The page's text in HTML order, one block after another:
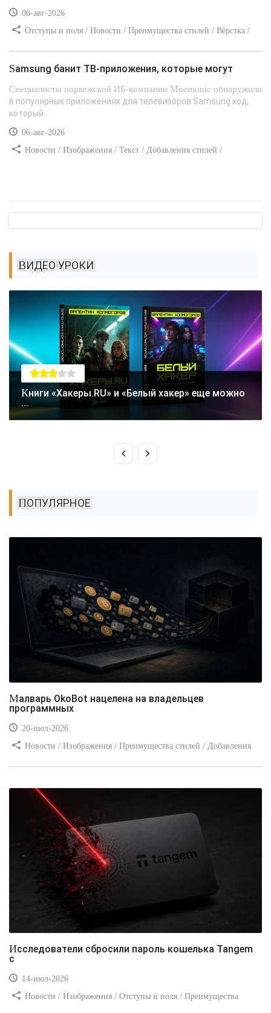
06-авг-2026
Отступы и поля / Новости / Преимущества стилей / Вёрстка /
Samsung банит ТВ-приложения, которые могут
Специалисты норвежской ИБ-компании Mnemonic обнаружили
в популярных приложениях для телевизоров Samsung код,
который...
06-авг-2026
Новости / Изображения / Текст / Добавления стилей /
ВИДЕО УРОКИ
Книги «Хакеры.RU» и «Белый хакер» еще можно
...
ПОПУЛЯРНОЕ
Малварь OkoBot нацелена на владельцев
программных
20-июл-2026
Новости / Изображения / Преимущества стилей / Добавления
Исследователи сбросили пароль кошелька Tangem
с
14-июл-2026
Новости / Изображения / Отступы и поля / Преимущества